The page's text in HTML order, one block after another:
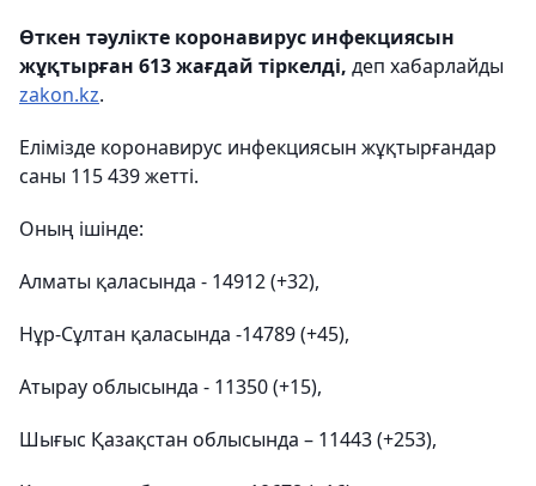
Өткен тәулікте коронавирус инфекциясын
жұқтырған 613 жағдай тіркелді, деп хабарлайды
zakon.kz.
Елімізде коронавирус инфекциясын жұқтырғандар
саны 115 439 жетті.
Оның ішінде:
Алматы қаласында - 14912 (+32),
Нұр-Сұлтан қаласында -14789 (+45),
Атырау облысында - 11350 (+15),
Шығыс Қазақстан облысында – 11443 (+253),